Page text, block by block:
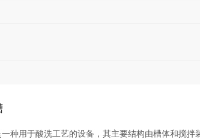
种用于酸洗工艺的设备，其主要结构由槽体和搅